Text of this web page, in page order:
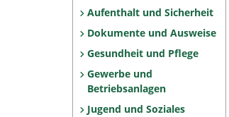
Aufenthalt und Sicherheit
Dokumente und Ausweise
Gesundheit und Pflege
Gewerbe und
Betriebsanlagen
Jugend und Soziales